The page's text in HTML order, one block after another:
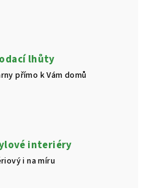
lhůty
přímo k Vám domů
interiéry
i na míru